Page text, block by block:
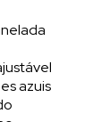
azuis